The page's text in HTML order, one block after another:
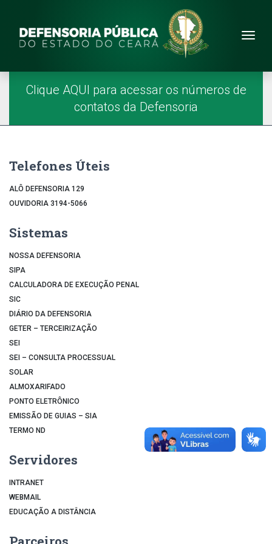
Site da Defensoria
Menu Principal
Página Inicial
Clique AQUI para acessar os números de
contatos da Defensoria
Telefones Úteis
ALÔ DEFENSORIA 129
OUVIDORIA 3194-5066
Sistemas
NOSSA DEFENSORIA
SIPA
CALCULADORA DE EXECUÇÃO PENAL
SIC
DIÁRIO DA DEFENSORIA
GETER – TERCEIRIZAÇÃO
SEI
SEI – CONSULTA PROCESSUAL
SOLAR
ALMOXARIFADO
PONTO ELETRÔNICO
EMISSÃO DE GUIAS – SIA
TERMO ND
Servidores
INTRANET
WEBMAIL
EDUCAÇÃO A DISTÂNCIA